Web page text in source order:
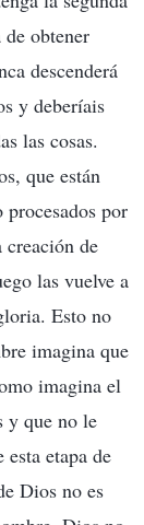
obtener
descenderá
y deberíais
las cosas.
que están
por
creación de
las vuelve a
Esto no
imagina que
imagina el
y que no le
etapa de
Dios no es